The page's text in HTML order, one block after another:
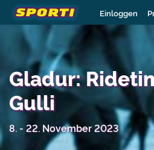
Einloggen
Gladur:
Gulli
8. - 22. November 2023